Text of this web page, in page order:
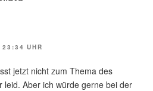
UHR
jetzt nicht zum Thema des
leid. Aber ich würde gerne bei der